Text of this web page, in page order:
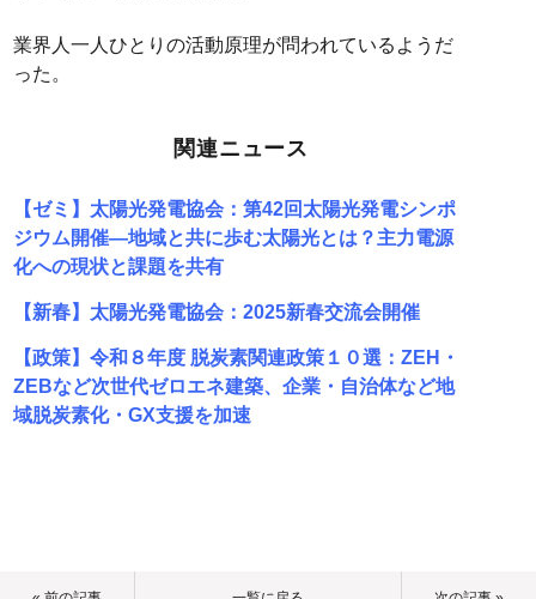
業界人一人ひとりの活動原理が問われているようだ
った。
関連ニュース
【ゼミ】太陽光発電協会：第42回太陽光発電シンポ
ジウム開催―地域と共に歩む太陽光とは？主力電源
化への現状と課題を共有
【新春】太陽光発電協会：2025新春交流会開催
【政策】令和８年度 脱炭素関連政策１０選：ZEH・
ZEBなど次世代ゼロエネ建築、企業・自治体など地
域脱炭素化・GX支援を加速